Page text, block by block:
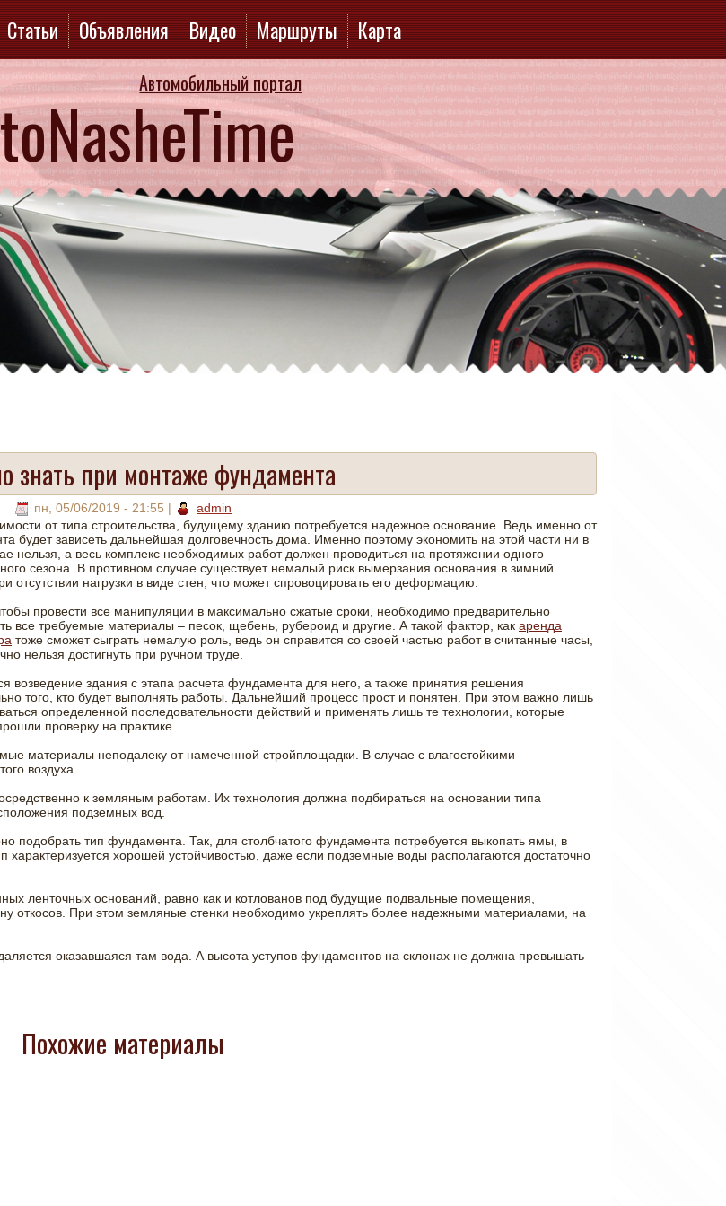
Статьи Объявления Видео Маршруты Карта
Автомобильный портал
знать при монтаже фундамента
пн, 05/06/2019 - 21:55 |
admin
от типа строительства, будущему зданию потребуется надежное основание. Ведь именно от
будет зависеть дальнейшая долговечность дома. Именно поэтому экономить на этой части ни в
нельзя, а весь комплекс необходимых работ должен проводиться на протяжении одного
сезона. В противном случае существует немалый риск вымерзания основания в зимний
отсутствии нагрузки в виде стен, что может спровоцировать его деформацию.
провести все манипуляции в максимально сжатые сроки, необходимо предварительно
все требуемые материалы – песок, щебень, рубероид и другие. А такой фактор, как аренда
тоже сможет сыграть немалую роль, ведь он справится со своей частью работ в считанные часы,
нельзя достигнуть при ручном труде.
возведение здания с этапа расчета фундамента для него, а также принятия решения
того, кто будет выполнять работы. Дальнейший процесс прост и понятен. При этом важно лишь
определенной последовательности действий и применять лишь те технологии, которые
проверку на практике.
материалы неподалеку от намеченной стройплощадки. В случае с влагостойкими
воздуха.
к земляным работам. Их технология должна подбираться на основании типа
подземных вод.
подобрать тип фундамента. Так, для столбчатого фундамента потребуется выкопать ямы, в
характеризуется хорошей устойчивостью, даже если подземные воды располагаются достаточно
ленточных оснований, равно как и котлованов под будущие подвальные помещения,
откосов. При этом земляные стенки необходимо укреплять более надежными материалами, на
оказавшаяся там вода. А высота уступов фундаментов на склонах не должна превышать
Похожие материалы